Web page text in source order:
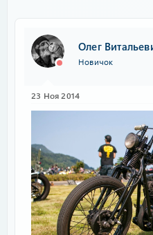
р
е
Олег
Новичок
23 Ноя 2014